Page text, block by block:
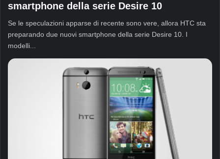
smartphone della serie Desire 10
Se le speculazioni apparse di recente sono vere, allora HTC sta
preparando due nuovi smartphone della serie Desire 10. I
modelli...